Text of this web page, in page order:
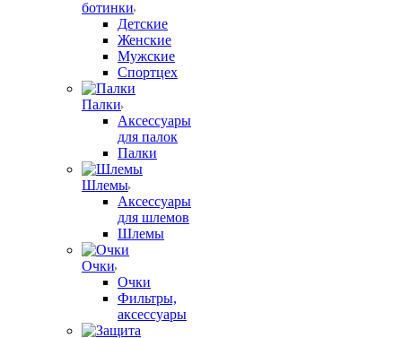
ботинки
Детские
Женские
Мужские
Спортцех
Палки
Аксессуары
для палок
Палки
Шлемы
Аксессуары
для шлемов
Шлемы
Очки
Очки
Фильтры,
аксессуары